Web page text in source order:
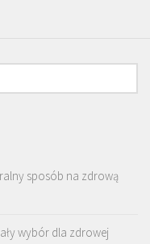
sposób na zdrową
wybór dla zdrowej